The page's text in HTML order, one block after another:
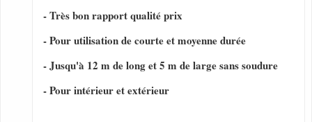
- Très bon rapport qualité prix
- Pour utilisation de courte et moyenne durée
- Jusqu'à 12 m de long et 5 m de large sans soudure
- Pour intérieur et extérieur